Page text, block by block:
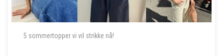
5 sommertopper vi vil strikke nå!